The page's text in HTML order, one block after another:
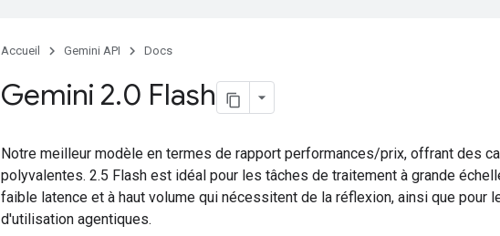
Accueil Gemini API Docs
Gemini 2.0 Flash
Notre meilleur modèle en termes de rapport performances/prix, offrant des
polyvalentes. 2.5 Flash est idéal pour les tâches de traitement à grande
faible latence et à haut volume qui nécessitent de la réflexion, ainsi que pour
d'utilisation agentiques.